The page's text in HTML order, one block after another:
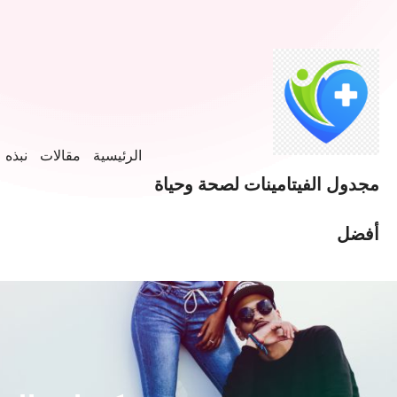
المحتوى
مجدول الفيتامينات لصحة وحياة
أفضل
الرئيسية مقالات نبذه